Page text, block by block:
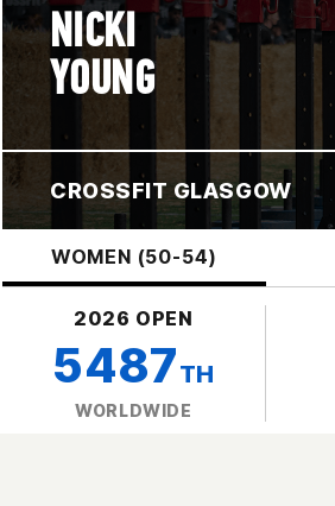
NICKI
YOUNG
CROSSFIT GLASGOW
WOMEN (50-54)
2026 OPEN
5487TH
WORLDWIDE